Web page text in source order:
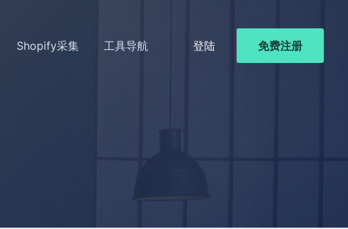
Shopify采集 工具导航 登陆 免费注册